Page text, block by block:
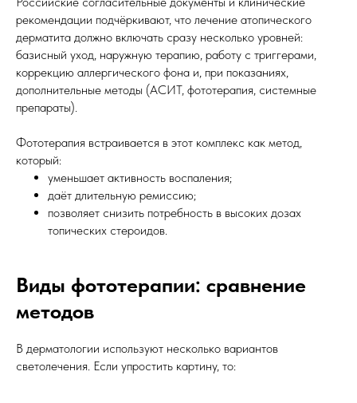
рекомендации подчёркивают, что лечение атопического
дерматита должно включать сразу несколько уровней:
базисный уход, наружную терапию, работу с триггерами,
коррекцию аллергического фона и, при показаниях,
дополнительные методы (АСИТ, фототерапия, системные
препараты).
Фототерапия встраивается в этот комплекс как метод,
который:
уменьшает активность воспаления;
даёт длительную ремиссию;
позволяет снизить потребность в высоких дозах
топических стероидов.
Виды фототерапии: сравнение
методов
В дерматологии используют несколько вариантов
светолечения. Если упростить картину, то: